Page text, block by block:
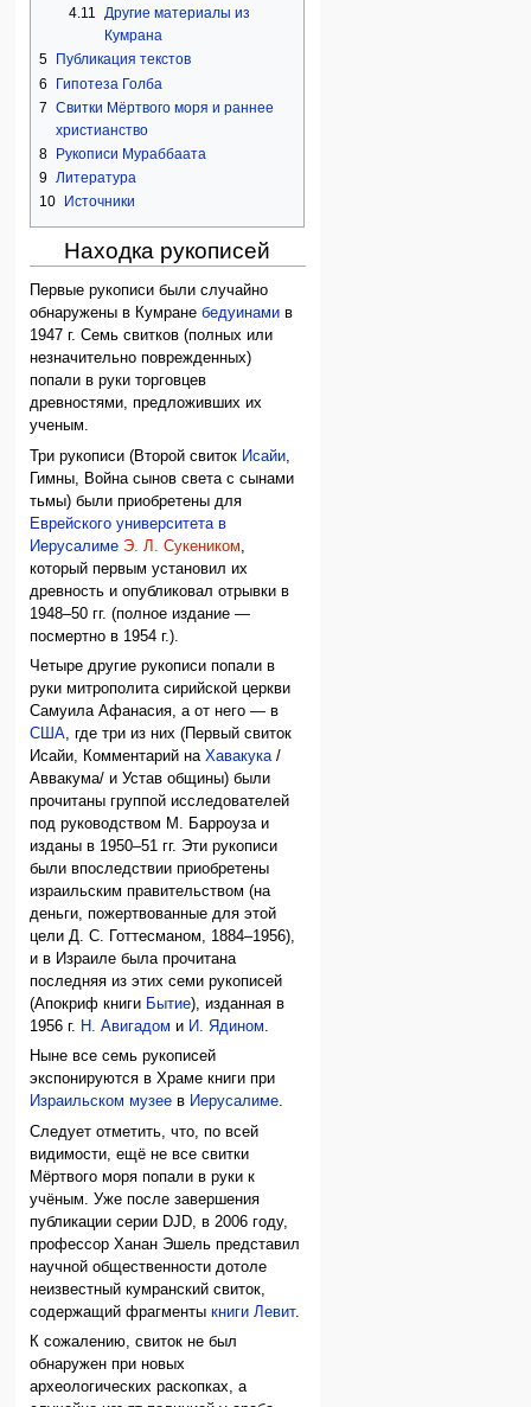
4.11 Другие материалы из
Кумрана
5
Публикация текстов
6
Гипотеза Голба
7 Свитки Мёртвого моря и раннее
христианство
8
Рукописи Мураббаата
9 Литература
10
Источники
Находка рукописей
Первые рукописи были случайно
обнаружены в Кумранебедуинами в
1947 г. Семь свитков (полных или
незначительно поврежденных)
попали в руки торговцев
древностями, предложивших их
ученым.
Три рукописи (Второй свиток Исайи
Гимны, Война сынов света с сынами
тьмы) были приобретены для
Еврейского университета в
Иерусалиме Э. Л. Сукеником
который первым установил их
древность и опубликовал отрывки в
1948–50 гг. (полное издание —
посмертно в 1954 г.).
Четыре другие рукописи попали в
руки митрополита сирийской церкви
Самуила Афанасия, а от него — в
США, где три из них (Первый свиток
Исайи, Комментарий наХавакука/
Аввакума/ и Устав общины) были
прочитаны группой исследователей
под руководством М. Барроуза и
изданы в 1950–51 гг. Эти рукописи
были впоследствии приобретены
израильским правительством (на
деньги, пожертвованные для этой
цели Д. С. Готтесманом, 1884–1956),
и в Израиле была прочитана
последняя из этих семи рукописей
(Апокриф книги Бытие), изданная в
1956 г. Н. Авигадом и И. Ядином.
Ныне все семь рукописей
экспонируются в Храме книги при
Израильском музее в Иерусалиме.
Следует отметить, что, по всей
видимости, ещё не все свитки
Мёртвого моря попали в руки к
учёным. Уже после завершения
публикации серии DJD, в 2006 году,
профессор Ханан Эшель представил
научной общественности дотоле
неизвестный кумранский свиток,
содержащий фрагментыкниги Левит.
К сожалению, свиток не был
обнаружен при новых
археологических раскопках, а